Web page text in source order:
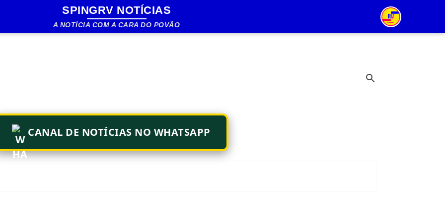
Pular para o conteúdo principal
SPINGRV NOTÍCIAS
A NOTÍCIA COM A CARA DO POVÃO
CANAL DE NOTÍCIAS NO WHATSAPP